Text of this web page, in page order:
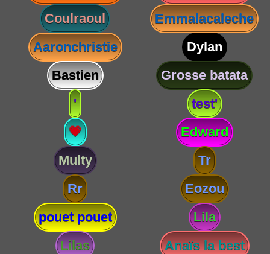
Coulraoul
Emmalacaleche
Aaronchristie
Dylan
Bastien
Grosse batata
'
test'
💗
Edward
Multy
Tr
Rr
Eozou
pouet pouet
Lila
Lilas
Anaïs la best